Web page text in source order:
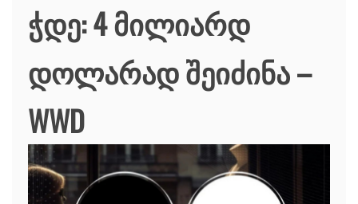
ჭდე:4 მილიარდ
დოლარად შეიძინა –
WWD